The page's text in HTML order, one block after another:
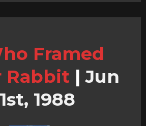
Framed
Rabbit | Jun
1988